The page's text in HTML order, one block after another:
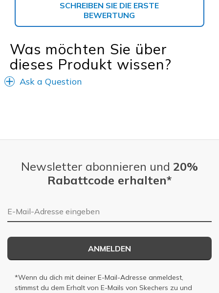
SCHREIBEN SIE DIE ERSTE
BEWERTUNG
Was möchten Sie über
dieses Produkt wissen?
Ask a Question
Newsletter abonnieren und 20%
Rabattcode erhalten*
E-Mail-Adresse
ANMELDEN
*Wenn du dich mit deiner E-Mail-Adresse anmeldest,
stimmst du dem Erhalt von E-Mails von Skechers zu und